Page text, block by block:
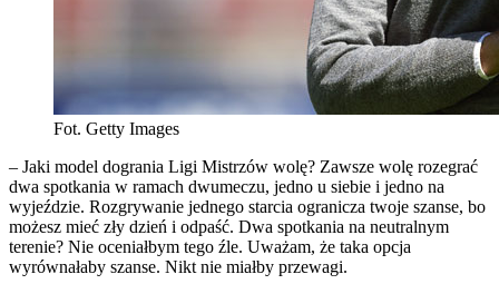
Fot. Getty Images
– Jaki model dogrania Ligi Mistrzów wolę? Zawsze wolę rozegrać
dwa spotkania w ramach dwumeczu, jedno u siebie i jedno na
wyjeździe. Rozgrywanie jednego starcia ogranicza twoje szanse, bo
możesz mieć zły dzień i odpaść. Dwa spotkania na neutralnym
terenie? Nie oceniałbym tego źle. Uważam, że taka opcja
wyrównałaby szanse. Nikt nie miałby przewagi.